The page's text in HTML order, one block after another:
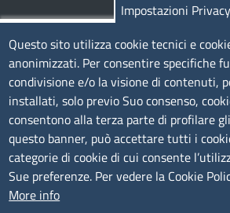
TRASPARENZA
Albo Online
Amministrazione trasparente
Bandi e concorsi
Segnalazioni Whistleblowing
Accessibilità
IBAN e pagamenti informatici
Impostazioni Privacy
Questo sito utilizza cookie tecnici e
anonimizzati. Per consentire specifiche
condivisione e/o la visione di contenuti,
installati, solo previo Suo consenso,
consentono alla terza parte di profilare
questo banner, può accettare tutti i
categorie di cookie di cui consente
Sue preferenze. Per vedere la Cookie
More info